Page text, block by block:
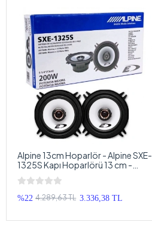
Alpine 13cm Hoparlör - Alpine SXE-
1325S Kapı Hoparlörü 13 cm -
Alpine Profesyonel Hoparlör 13cm
%22 4.289,63 TL 3.336,38 TL